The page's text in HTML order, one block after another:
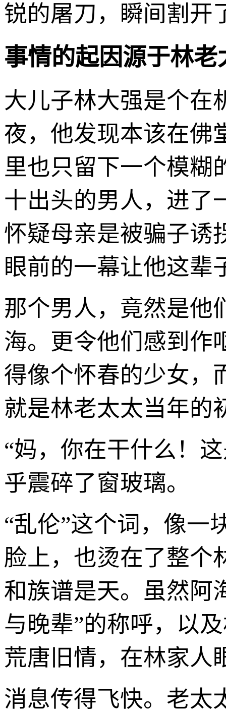
锐的屠刀，瞬间割开
事情的起因源于林
大儿子林大强是个在
夜，他发现本该在佛
里也只留下一个模
十出头的男人，进了
怀疑母亲是被骗子诱
眼前的一幕让他这辈
那个男人，竟然是他
海。更令他们感到作
得像个怀春的少女，
就是林老太太当年的
“妈，你在干什么！
乎震碎了窗玻璃。
“乱伦”这个词，像一
脸上，也烫在了整个
和族谱是天。虽然阿
与晚辈”的称呼，以
荒唐旧情，在林家人
消息传得飞快。老太